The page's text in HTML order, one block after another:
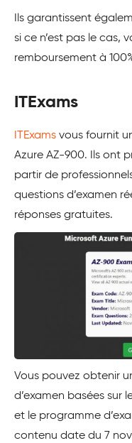
Ils garantissent
si ce n’est pas le cas,
remboursement à
ITExams
ITExams vous fournit
Azure AZ-900. Ils ont
partir de
questions d’examen
réponses gratuites.
Vous pouvez obtenir
d’examen basées sur
et le programme
contenu date du 7